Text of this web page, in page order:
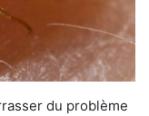
du problème